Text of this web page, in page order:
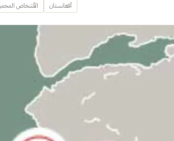
أفغانستان الأشخاص